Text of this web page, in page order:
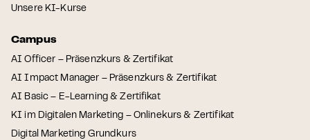
Unsere KI-Kurse
Campus
AI Officer – Präsenzkurs & Zertifikat
AI Impact Manager – Präsenzkurs & Zertifikat
AI Basic – E-Learning & Zertifikat
KI im Digitalen Marketing – Onlinekurs & Zertifikat
Digital Marketing Grundkurs